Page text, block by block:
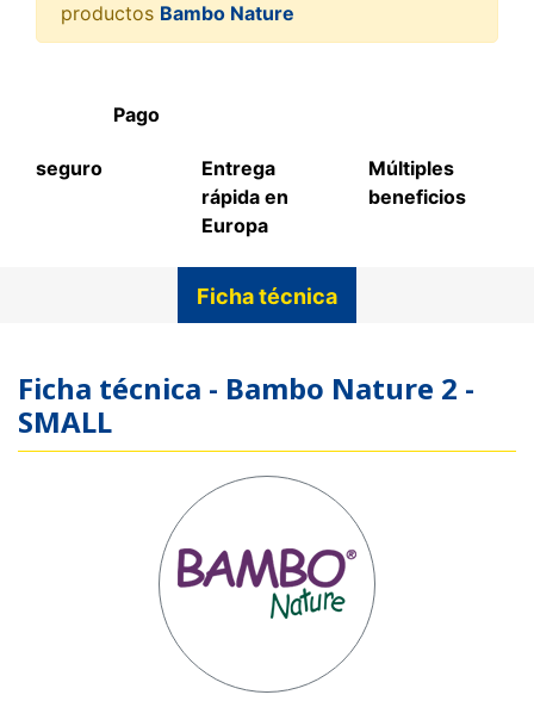
productos Bambo Nature
Pago
seguro
Entrega
rápida en
Europa
Múltiples
beneficios
Ficha técnica
Ficha técnica - Bambo Nature 2 -
SMALL